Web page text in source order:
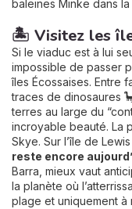
baleines Minke dans
🏝️ Visitez les
Si le viaduc est à lui
impossible de passer
îles Écossaises. Entre
traces de dinosaures
terres au large du
incroyable beauté. La
Skye. Sur l’île de
reste encore
Barra, mieux vaut
la planète où
plage et uniquement à